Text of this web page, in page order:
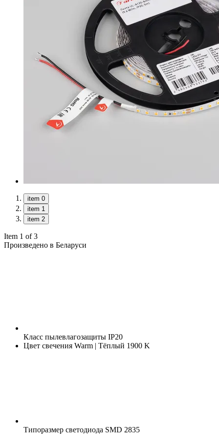
item 0
item 1
item 2
Item 1 of 3
Произведено в Беларуси
Класс пылевлагозащиты IP20
Цвет свечения Warm | Тёплый 1900 K
Типоразмер светодиода SMD 2835